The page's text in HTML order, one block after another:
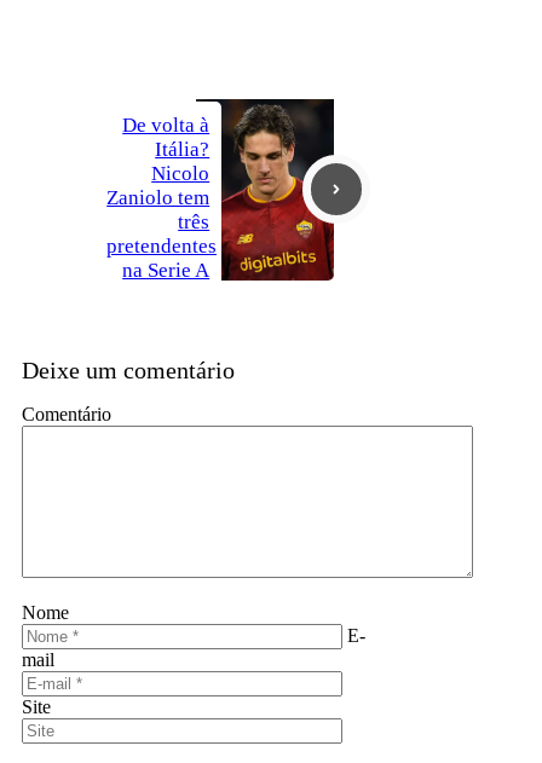
De volta à
Itália?
Nicolo
Zaniolo tem
três
pretendentes
na Serie A
Deixe um comentário
Comentário
Nome
E-
mail
Site